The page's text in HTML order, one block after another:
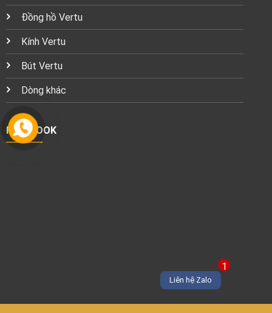
Đồng hồ Vertu
Kính Vertu
Bút Vertu
Dòng khác
FACEBOOK
1
Liên hệ Zalo